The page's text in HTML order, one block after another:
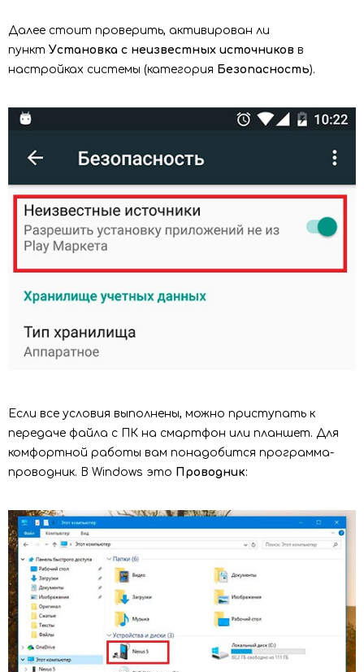
Далее стоит проверить, активирован ли
пункт Установка с неизвестных источников в
настройках системы (категория Безопасность).
Если все условия выполнены, можно приступать к
передаче файла с ПК на смартфон или планшет. Для
комфортной работы вам понадобится программа-
проводник. В Windows это Проводник: